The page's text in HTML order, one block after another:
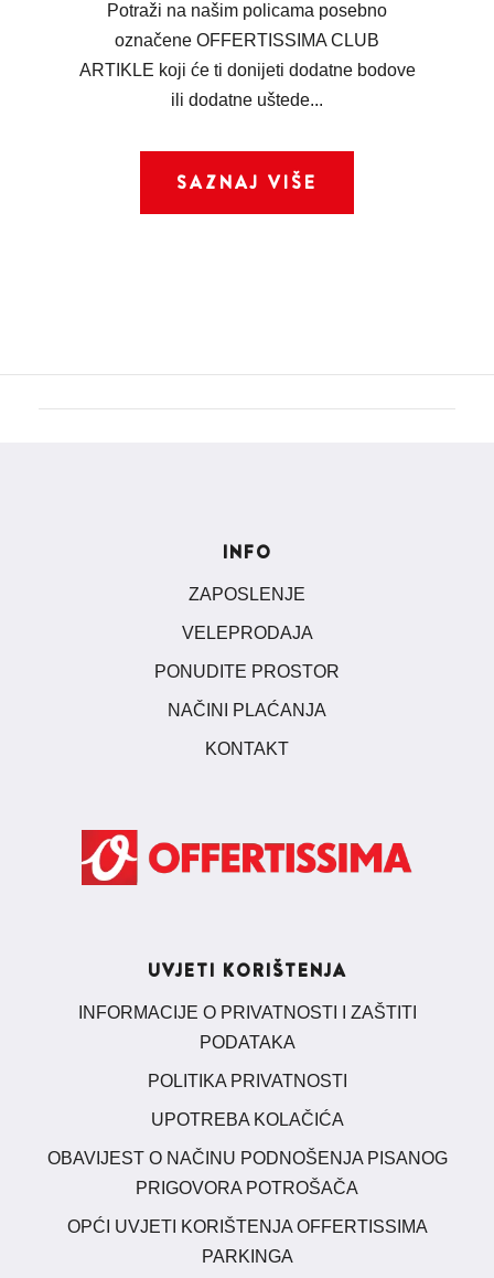
Potraži na našim policama posebno
označene OFFERTISSIMA CLUB
ARTIKLE koji će ti donijeti dodatne bodove
ili dodatne uštede...
SAZNAJ VIŠE
INFO
ZAPOSLENJE
VELEPRODAJA
PONUDITE PROSTOR
NAČINI PLAĆANJA
KONTAKT
UVJETI KORIŠTENJA
INFORMACIJE O PRIVATNOSTI I ZAŠTITI
PODATAKA
POLITIKA PRIVATNOSTI
UPOTREBA KOLAČIĆA
OBAVIJEST O NAČINU PODNOŠENJA PISANOG
PRIGOVORA POTROŠAČA
OPĆI UVJETI KORIŠTENJA OFFERTISSIMA
PARKINGA